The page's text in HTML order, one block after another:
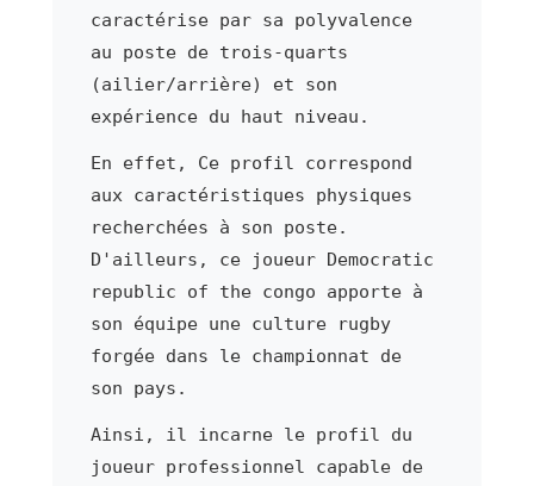
caractérise par sa polyvalence
au poste de trois-quarts
(ailier/arrière) et son
expérience du haut niveau.
En effet, Ce profil correspond
aux caractéristiques physiques
recherchées à son poste.
D'ailleurs, ce joueur Democratic
republic of the congo apporte à
son équipe une culture rugby
forgée dans le championnat de
son pays.
Ainsi, il incarne le profil du
joueur professionnel capable de